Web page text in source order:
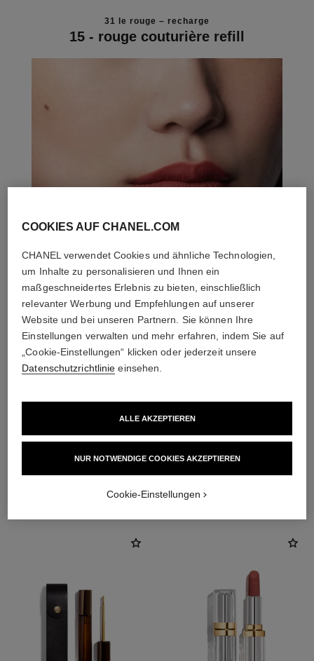
31 le rouge – recharge
15 - rouge couturière refill
COOKIES AUF CHANEL.COM
CHANEL verwendet Cookies und ähnliche Technologien,
um Inhalte zu personalisieren und Ihnen ein
maßgeschneidertes Erlebnis zu bieten, einschließlich
relevanter Werbung und Empfehlungen auf unserer
Website und bei unseren Partnern. Sie können Ihre
Einstellungen verwalten und mehr erfahren, indem Sie auf
„Cookie-Einstellungen“ klicken oder jederzeit unsere
Datenschutzrichtlinie einsehen.
NUR NOTWENDIGE COOKIES AKZEPTIEREN
ALLE AKZEPTIEREN
Cookie-Einstellungen